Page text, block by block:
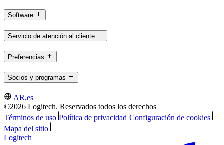
Software
Servicio de atención al cliente
Preferencias
Socios y programas
AR,es
©2026 Logitech. Reservados todos los derechos
Términos de uso Política de privacidad Configuración de cookies
Mapa del sitio
Logitech